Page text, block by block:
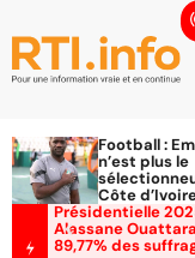
Football :
n’est plus le
Côte
Présidentielle
Alassane
89,77% des